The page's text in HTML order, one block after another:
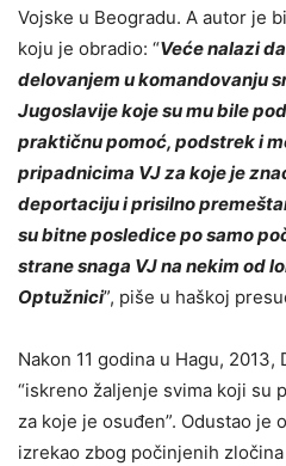
Vojske u Beogradu. A autor je
koju je obradio: “Veće nalazi
delovanjem u komandovanju
Jugoslavije koje su mu bile
praktičnu pomoć, podstrek i
pripadnicima VJ za koje je
deportaciju i prisilno
su bitne posledice po samo
strane snaga VJ na nekim od
Optužnici”, piše u haškoj
Nakon 11 godina u Hagu,
“iskreno žaljenje svima koji su
za koje je osuđen”. Odustao je
izrekao zbog počinjenih